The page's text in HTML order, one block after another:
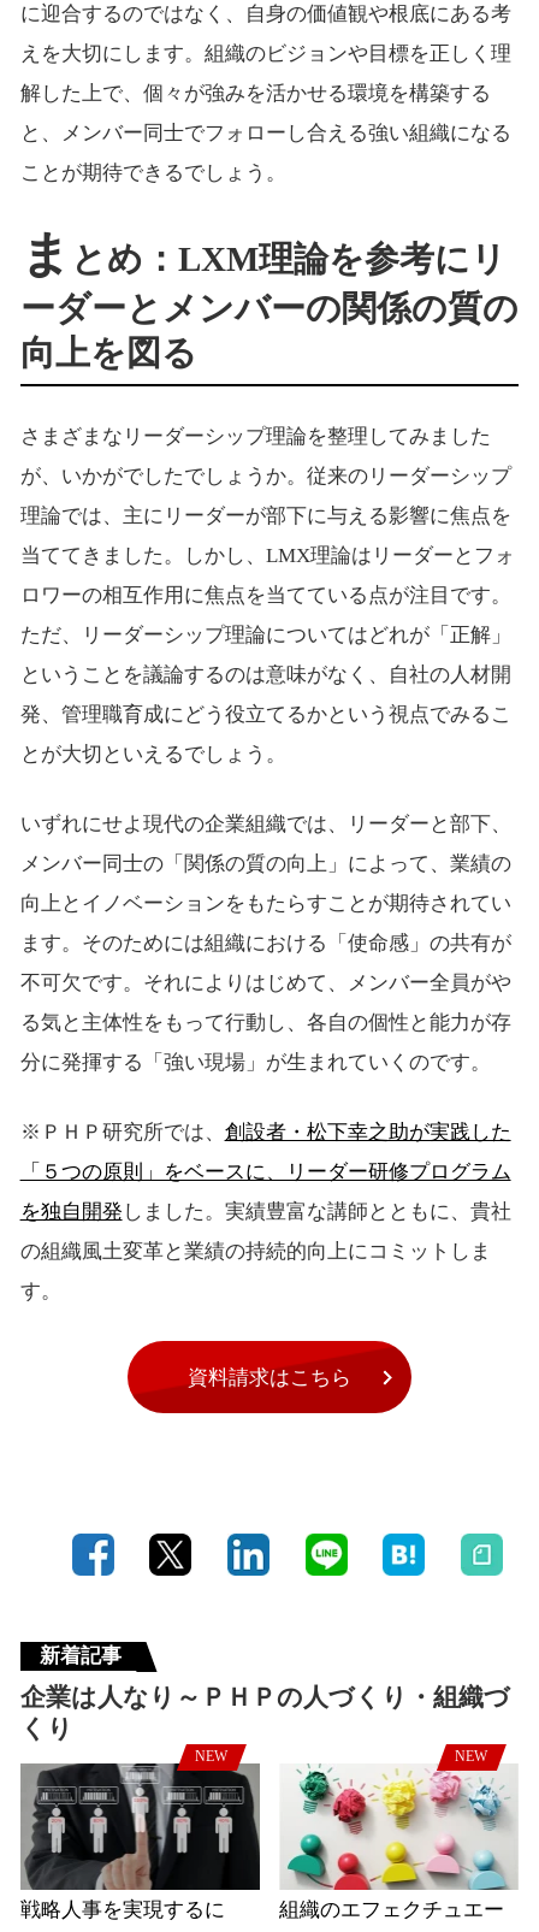
に迎合するのではなく、自身の価値観や根底にある考
えを大切にします。組織のビジョンや目標を正しく理
解した上で、個々が強みを活かせる環境を構築する
と、メンバー同士でフォローし合える強い組織になる
ことが期待できるでしょう。
ま とめ：LXM理論を参考にリ
ーダーとメンバーの関係の質の
向上を図る
さまざまなリーダーシップ理論を整理してみました
が、いかがでしたでしょうか。従来のリーダーシップ
理論では、主にリーダーが部下に与える影響に焦点を
当ててきました。しかし、LMX理論はリーダーとフォ
ロワーの相互作用に焦点を当てている点が注目です。
ただ、リーダーシップ理論についてはどれが「正解」
ということを議論するのは意味がなく、自社の人材開
発、管理職育成にどう役立てるかという視点でみるこ
とが大切といえるでしょう。
いずれにせよ現代の企業組織では、リーダーと部下、
メンバー同士の「関係の質の向上」によって、業績の
向上とイノベーションをもたらすことが期待されてい
ます。そのためには組織における「使命感」の共有が
不可欠です。それによりはじめて、メンバー全員がや
る気と主体性をもって行動し、各自の個性と能力が存
分に発揮する「強い現場」が生まれていくのです。
※ＰＨＰ研究所では、 創設者・松下幸之助が実践した
「５つの原則」をベースに、リーダー研修プログラム
を独自開発 しました。実績豊富な講師とともに、貴社
の組織風土変革と業績の持続的向上にコミットしま
す。
資料請求はこちら
新着記事
企業は人なり～ＰＨＰの人づくり・組織づ
くり
NEW
戦略人事を実現するに
NEW
組織のエフェクチュエー